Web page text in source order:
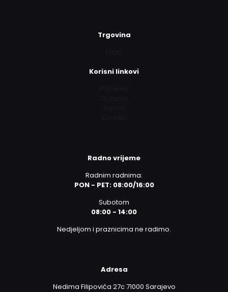
Trgovina
Korisni linkovi
Radno vrijeme
Radnim radnima:
PON - PET: 08:00/16:00
Subotom
08:00 - 14:00
Nedjeljom i praznicima ne radimo.
Adresa
Nedima Filipovića 27c 71000 Sarajevo